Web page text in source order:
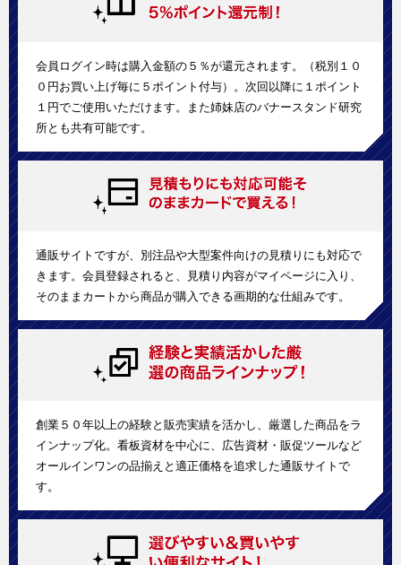
会員ログイン時は購入金額の５％が還元されます。（税別１０
０円お買い上げ毎に５ポイント付与）。次回以降に１ポイント
１円でご使用いただけます。また姉妹店のバナースタンド研究
所とも共有可能です。
通販サイトですが、別注品や大型案件向けの見積りにも対応で
きます。会員登録されると、見積り内容がマイページに入り、
そのままカートから商品が購入できる画期的な仕組みです。
創業５０年以上の経験と販売実績を活かし、厳選した商品をラ
インナップ化。看板資材を中心に、広告資材・販促ツールなど
オールインワンの品揃えと適正価格を追求した通販サイトで
す。